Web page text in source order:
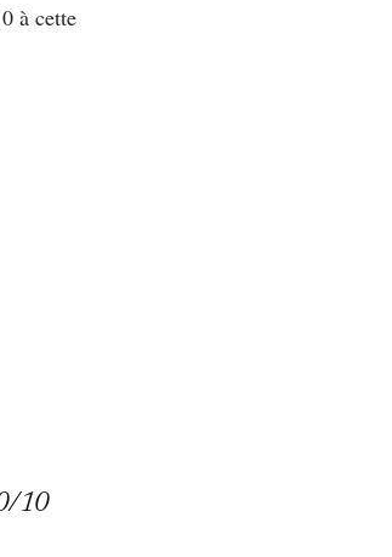
à cette
10